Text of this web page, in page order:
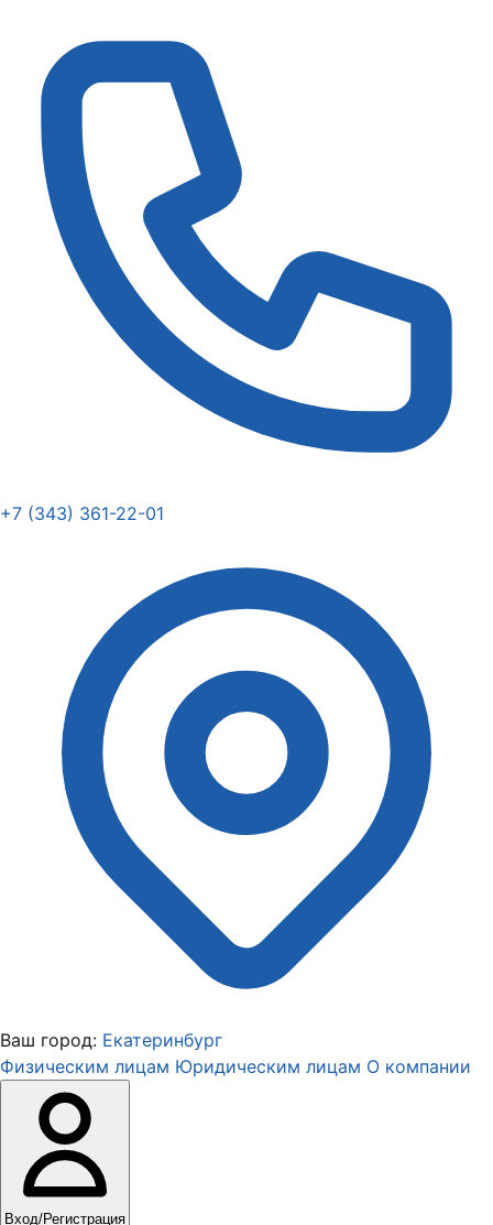
+7 (343) 361-22-01
Ваш город: Екатеринбург
Физическим лицам Юридическим лицам О компании
Вход/Регистрация